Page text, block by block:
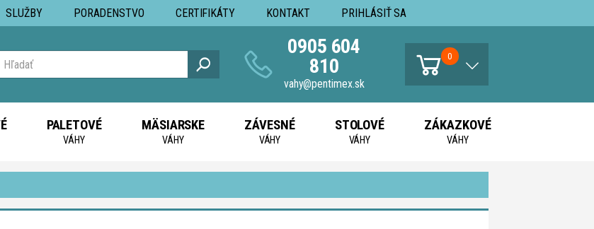
SLUŽBY PORADENSTVO CERTIFIKÁTY KONTAKT PRIHLÁSIŤ SA
0905 604
810
vahy@pentimex.sk
0
PALETOVÉ
VÁHY
MÄSIARSKE
VÁHY
ZÁVESNÉ
VÁHY
STOLOVÉ
VÁHY
ZÁKAZKOVÉ
VÁHY